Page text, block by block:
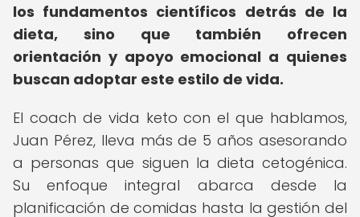
los fundamentos científicos detrás de la
dieta, sino que también ofrecen
orientación y apoyo emocional a quienes
buscan adoptar este estilo de vida.
El coach de vida keto con el que hablamos,
Juan Pérez, lleva más de 5 años asesorando
a personas que siguen la dieta cetogénica.
Su enfoque integral abarca desde la
planificación de comidas hasta la gestión del